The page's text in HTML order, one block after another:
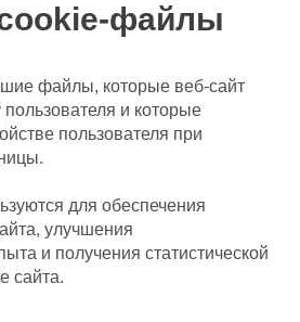
файлы
файлы, которые веб-сайт
и которые
пользователя при
для обеспечения
улучшения
и получения статистической
сайта.